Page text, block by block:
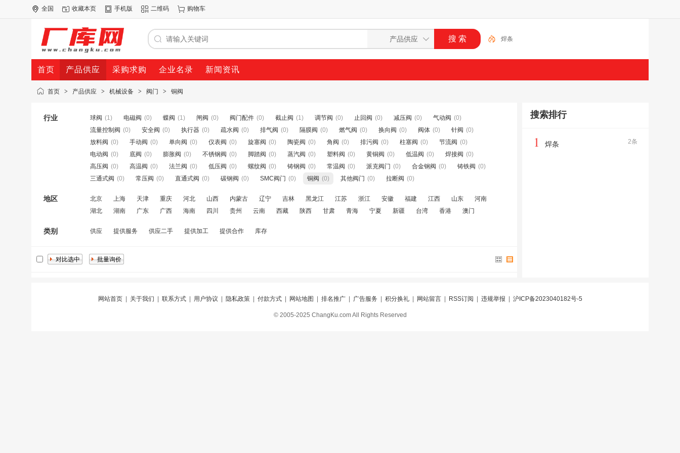
全国 收藏本页 手机版 二维码 购物车
焊条
首页 产品供应 采购求购 企业名录 新闻资讯
首页 > 产品供应 > 机械设备 > 阀门 > 铜阀
行业 球阀 (1) 电磁阀 (0) 蝶阀 (1) 闸阀 (0) 阀门配件 (0) 截止阀 (1) 调节阀 (0) 止回阀 (0) 减压阀 (0) 气动阀 (0)
流量控制阀 (0) 安全阀 (0) 执行器 (0) 疏水阀 (0) 排气阀 (0) 隔膜阀 (0) 燃气阀 (0) 换向阀 (0) 阀体 (0) 针阀 (0)
放料阀 (0) 手动阀 (0) 单向阀 (0) 仪表阀 (0) 旋塞阀 (0) 陶瓷阀 (0) 角阀 (0) 排污阀 (0) 柱塞阀 (0) 节流阀 (0)
电动阀 (0) 底阀 (0) 膨胀阀 (0) 不锈钢阀 (0) 脚踏阀 (0) 蒸汽阀 (0) 塑料阀 (0) 黄铜阀 (0) 低温阀 (0) 焊接阀 (0)
高压阀 (0) 高温阀 (0) 法兰阀 (0) 低压阀 (0) 螺纹阀 (0) 铸钢阀 (0) 常温阀 (0) 派克阀门 (0) 合金钢阀 (0) 铸铁阀 (0)
三通式阀 (0) 常压阀 (0) 直通式阀 (0) 碳钢阀 (0) SMC阀门 (0) 铜阀 (0) 其他阀门 (0) 拉断阀 (0)
地区 北京 上海 天津 重庆 河北 山西 内蒙古 辽宁 吉林 黑龙江 江苏 浙江 安徽 福建 江西 山东
河南
湖北
湖南 广东 广西 海南 四川 贵州 云南 西藏 陕西 甘肃 青海 宁夏 新疆 台湾 香港 澳门
类别 供应 提供服务 供应二手 提供加工 提供合作 库存
搜索排行
2条
1 焊条
网站首页| 关于我们 联系方式| 用户协议 隐私政策| 付款方式| 网站地图 排名推广| 广告服务 积分换礼| 网站留言| RSS订阅 违规举报 沪ICP备2023040182号-5
© 2005-2025 ChangKu.com All Rights Reserved